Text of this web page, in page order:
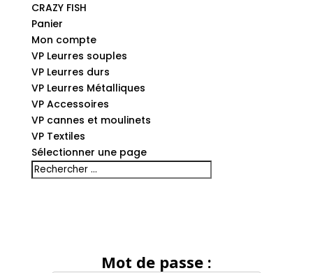
CRAZY FISH
Panier
Mon compte
VP Leurres souples
VP Leurres durs
VP Leurres Métalliques
VP Accessoires
VP cannes et moulinets
VP Textiles
Sélectionner une page
Mot de passe :